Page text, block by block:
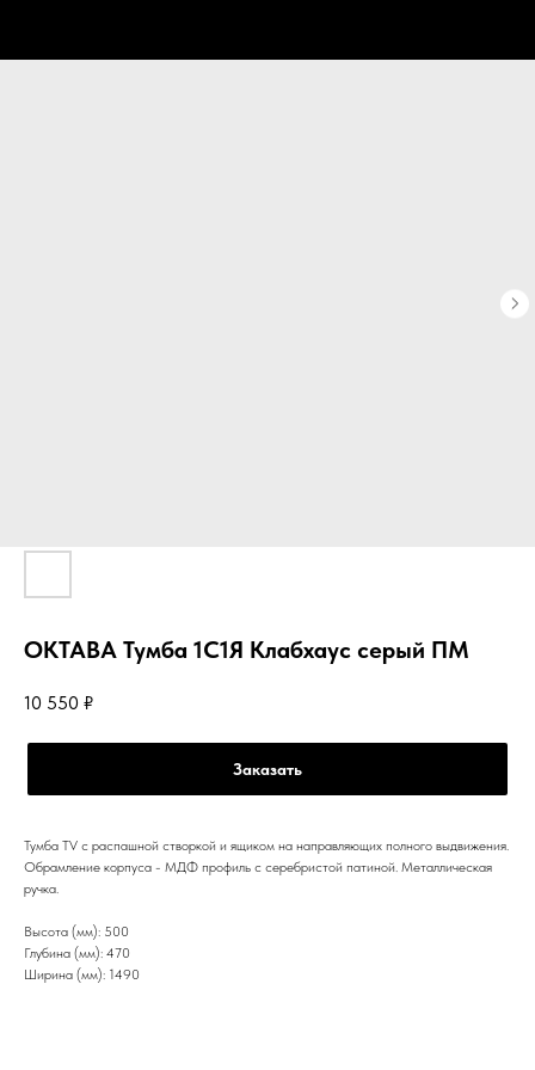
ОКТАВА Тумба 1С1Я Клабхаус серый ПМ
10 550 ₽
Заказать
Тумба TV c распашной створкой и ящиком на направляющих полного выдвижения.
Обрамление корпуса - МДФ профиль с серебристой патиной. Металлическая
ручка.
Высота (мм): 500
Глубина (мм): 470
Ширина (мм): 1490